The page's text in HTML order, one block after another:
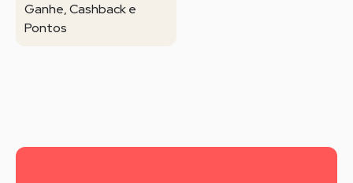
Ganhe, Cashback e
Pontos